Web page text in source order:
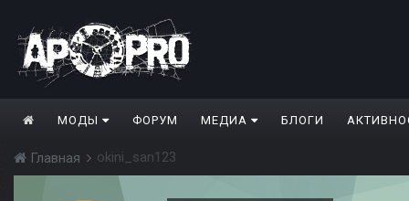
МОДЫ ФОРУМ МЕДИА БЛОГИ
Главная okini_san123